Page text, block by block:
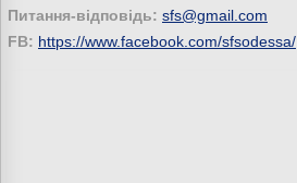
Питання-відповідь: sfs@gmail.com
FB: https://www.facebook.com/sfsodessa/